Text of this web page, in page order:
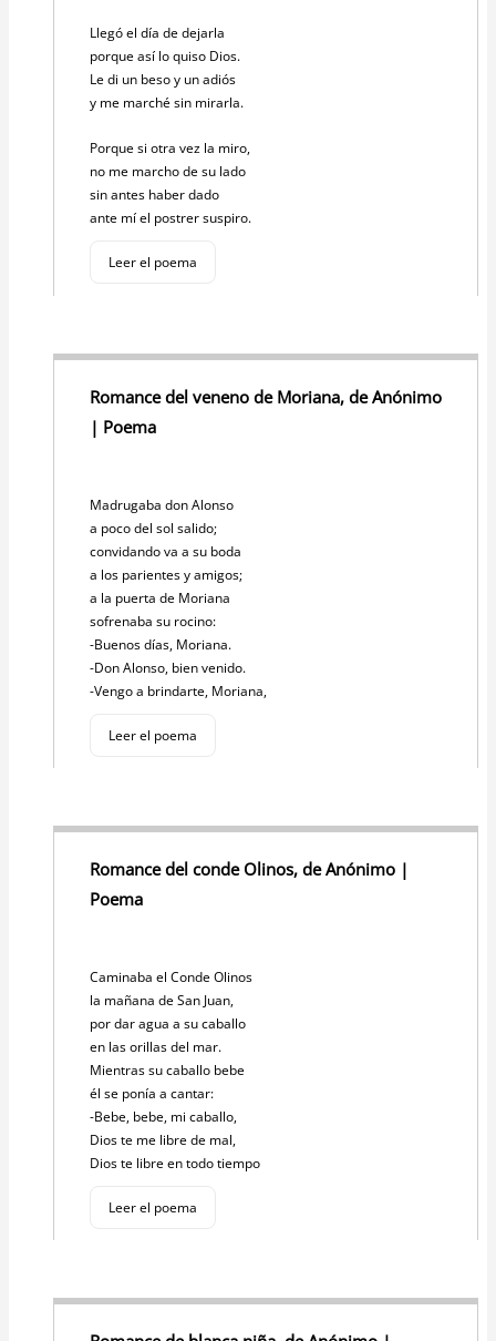
Llegó el día de dejarla
porque así lo quiso Dios.
Le di un beso y un adiós
y me marché sin mirarla.
Porque si otra vez la miro,
no me marcho de su lado
sin antes haber dado
ante mí el postrer suspiro.
Leer el poema
Romance del veneno de Moriana, de Anónimo
| Poema
Madrugaba don Alonso
a poco del sol salido;
convidando va a su boda
a los parientes y amigos;
a la puerta de Moriana
sofrenaba su rocino:
-Buenos días, Moriana.
-Don Alonso, bien venido.
-Vengo a brindarte, Moriana,
Leer el poema
Romance del conde Olinos, de Anónimo |
Poema
Caminaba el Conde Olinos
la mañana de San Juan,
por dar agua a su caballo
en las orillas del mar.
Mientras su caballo bebe
él se ponía a cantar:
-Bebe, bebe, mi caballo,
Dios te me libre de mal,
Dios te libre en todo tiempo
Leer el poema